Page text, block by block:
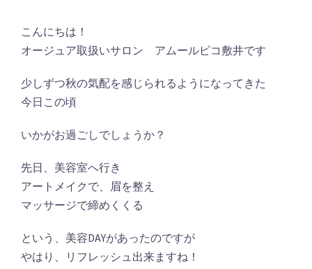
こんにちは！
オージュア取扱いサロン アムールピコ敷井です
少しずつ秋の気配を感じられるようになってきた
今日この頃
いかがお過ごしでしょうか？
先日、美容室へ行き
アートメイクで、眉を整え
マッサージで締めくくる
という、美容DAYがあったのですが
やはり、リフレッシュ出来ますね！